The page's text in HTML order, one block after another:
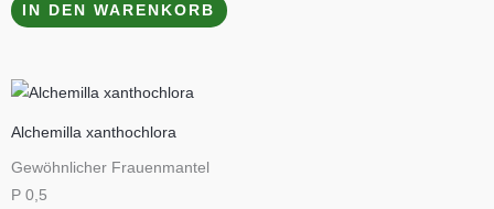
IN DEN WARENKORB
Alchemilla xanthochlora
Gewöhnlicher Frauenmantel
P 0,5